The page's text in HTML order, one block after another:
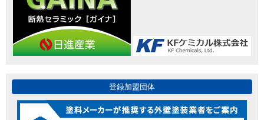
登録加盟団体